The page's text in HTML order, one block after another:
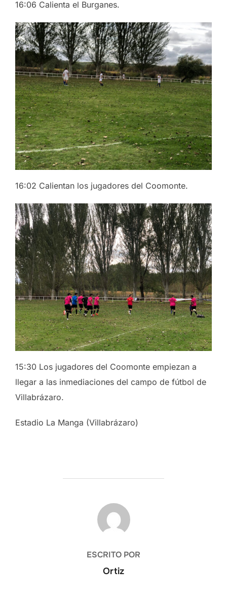
16:06 Calienta el Burganes.
16:02 Calientan los jugadores del Coomonte.
15:30 Los jugadores del Coomonte empiezan a
llegar a las inmediaciones del campo de fútbol de
Villabrázaro.
Estadio La Manga (Villabrázaro)
AUTOR DE LA PUBLICACIÓN
ESCRITO POR
Ortiz